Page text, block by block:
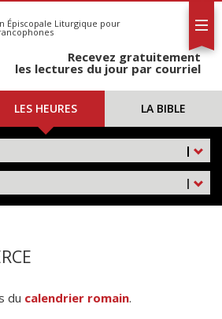
Épiscopale Liturgique pour
Recevez gratuitement
les lectures du jour par courriel
LES HEURES LA BIBLE
|
|
du calendrier romain.